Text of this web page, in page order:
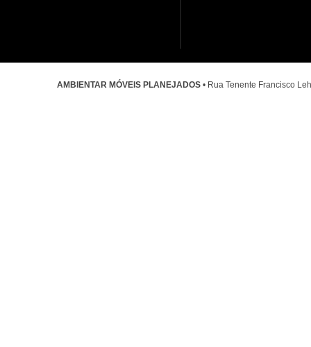
AMBIENTAR MÓVEIS PLANEJADOS • Rua Tenente Francisco